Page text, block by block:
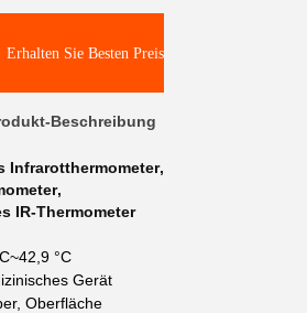
Erhalten Sie Besten Preis
Beschreibung
Infrarotthermometer,
,
IR-Thermometer
°C
Gerät
Oberfläche